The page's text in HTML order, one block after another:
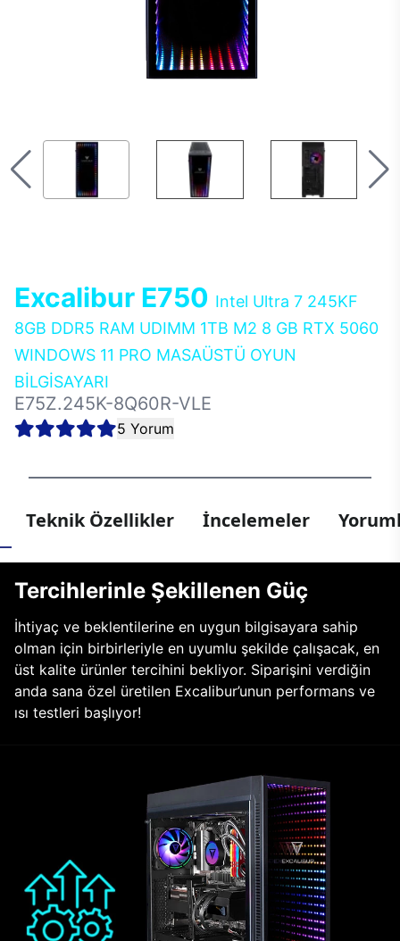
Excalibur E750 Intel Ultra 7 245KF
8GB DDR5 RAM UDIMM 1TB M2 8 GB RTX 5060
WINDOWS 11 PRO MASAÜSTÜ OYUN
BİLGİSAYARI
E75Z.245K-8Q60R-VLE
5 Yorum
Teknik Özellikler İncelemeler
Tercihlerinle Şekillenen Güç
İhtiyaç ve beklentilerine en uygun bilgisayara sahip
olman için birbirleriyle en uyumlu şekilde çalışacak, en
üst kalite ürünler tercihini bekliyor. Siparişini verdiğin
anda sana özel üretilen Excalibur’unun performans ve
ısı testleri başlıyor!